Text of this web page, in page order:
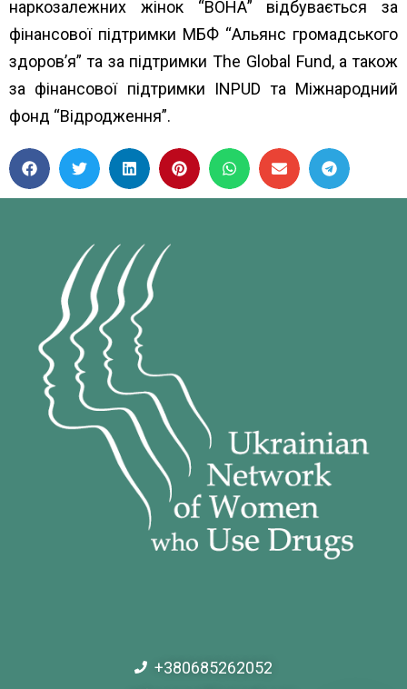
наркозалежних жінок “ВОНА” відбувається за
фінансової підтримки МБФ “Альянс громадського
здоров’я”та за підтримки The Global Fund, а також
за фінансової підтримки INPUD та Міжнародний
фонд “Відродження”.
+380685262052